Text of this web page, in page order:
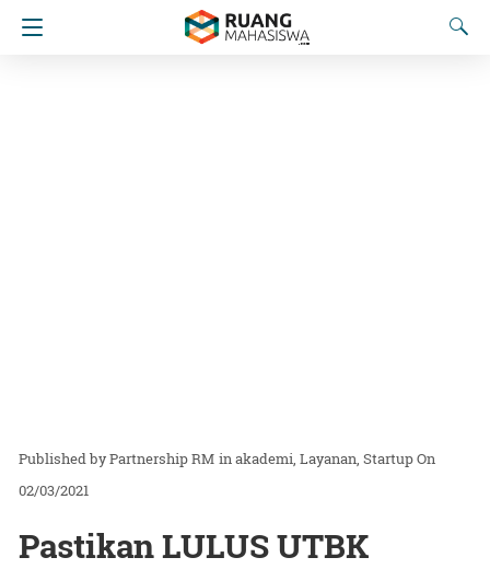
Partnership RM inakademi Layanan StartupOn
02/03/2021
Pastikan LULUS UTBK